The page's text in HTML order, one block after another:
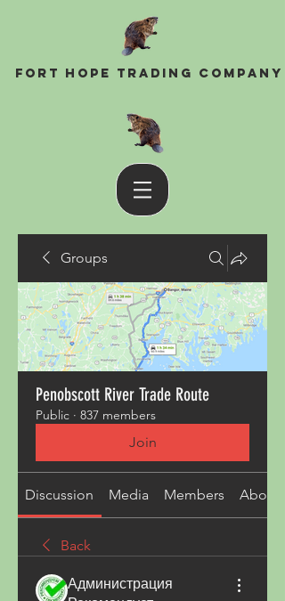
Fort Hope Trading Company
Groups
Penobscott River Trade Route
Public · 837 members
Join
Discussion Media Members About
Back
Администрация